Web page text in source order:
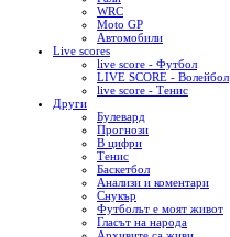
WRC
Moto GP
Автомобили
Live scores
live score - Футбол
LIVE SCORE - Волейбол
live score - Тенис
Други
Булевард
Прогнози
В цифри
Тенис
Баскетбол
Анализи и коментари
Снукър
Футболът е моят живот
Гласът на народа